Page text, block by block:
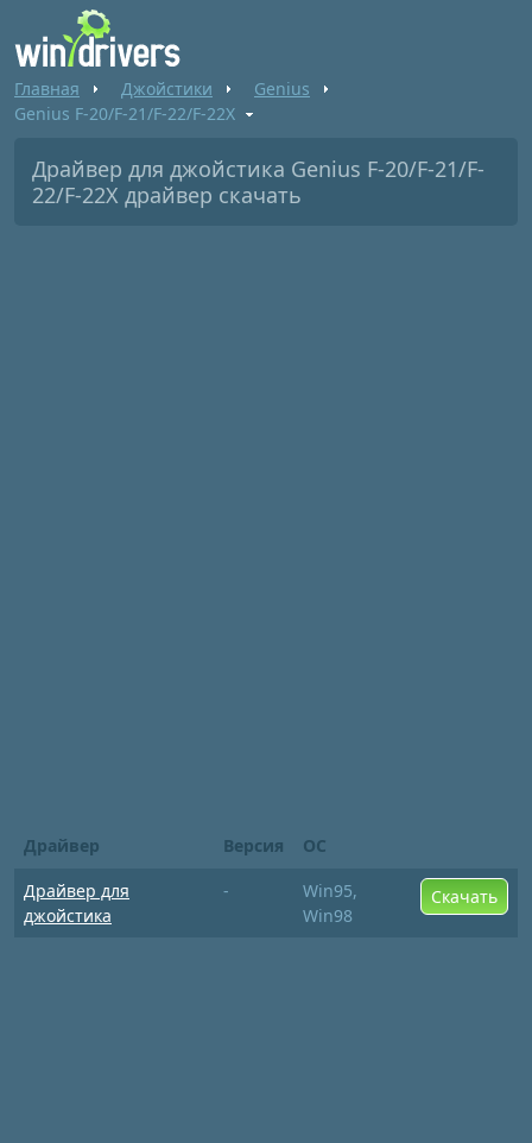
Главная Джойстики
Genius
Genius F-20/F-21/F-22/F-22X
Драйвер для джойстика Genius F-20/F-21/F-
22/F-22X драйвер скачать
Драйвер Версия
ОС
Драйвер для
джойстика
-
Win95,
Win98
Скачать